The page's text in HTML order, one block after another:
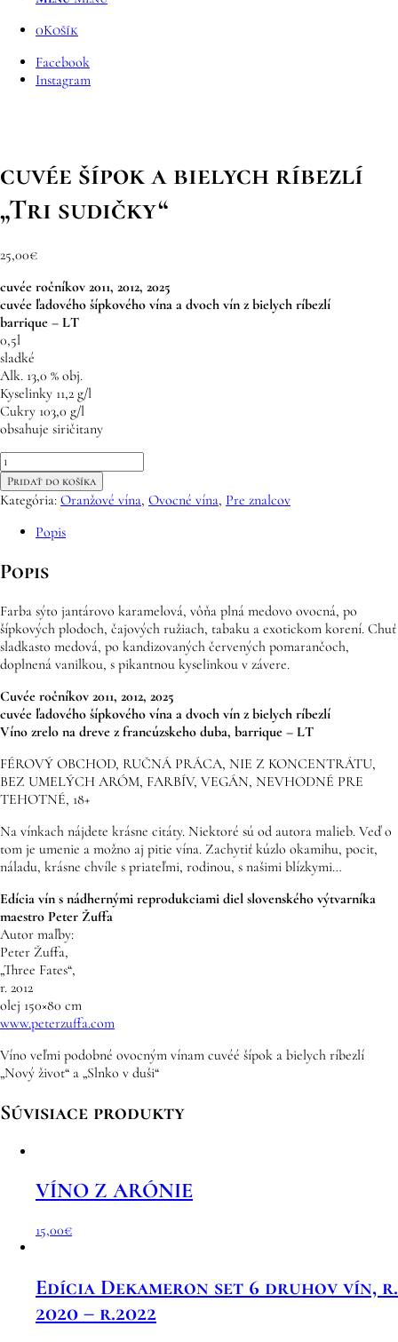
0Košík
Facebook
Instagram
cuvée šípok a bielych ríbezlí
„Tri sudičky“
25,00€
cuvée ročníkov 2011, 2012, 2025
cuvée ľadového šípkového vína a dvoch vín z bielych ríbezlí
barrique – LT
0,5l
sladké
Alk. 13,0 % obj.
Kyselinky 11,2 g/l
Cukry 103,0 g/l
obsahuje siričitany
množstvo
cuvée
šípok
bielych
„Tri
sudičky“
Pridať do košíka
Kategória: Oranžové vína, Ovocné vína, Pre znalcov
Popis
Popis
Farba sýto jantárovo karamelová, vôňa plná medovo ovocná, po
šípkových plodoch, čajových ružiach, tabaku a exotickom korení. Chuť
sladkasto medová, po kandizovaných červených pomarančoch,
doplnená vanilkou, s pikantnou kyselinkou v závere.
Cuvée ročníkov 2011, 2012, 2025
cuvée ľadového šípkového vína a dvoch vín z bielych ríbezlí
Víno zrelo na dreve z francúzskeho duba, barrique – LT
FÉROVÝ OBCHOD, RUČNÁ PRÁCA, NIE Z KONCENTRÁTU,
BEZ UMELÝCH ARÓM, FARBÍV, VEGÁN, NEVHODNÉ PRE
TEHOTNÉ, 18+
Na vínkach nájdete krásne citáty. Niektoré sú od autora malieb. Veď o
tom je umenie a možno aj pitie vína. Zachytiť kúzlo okamihu, pocit,
náladu, krásne chvíle s priateľmi, rodinou, s našimi blízkymi…
Edícia vín s nádhernými reprodukciami diel slovenského výtvarníka
maestro Peter Žuffa
Autor maľby:
Peter Žuffa,
„Three Fates“,
r. 2012
olej 150×80 cm
www.peterzuffa.com
Víno veľmi podobné ovocným vínam cuvéé šípok a bielych ríbezlí
„Nový život“ a „Slnko v duši“
Súvisiace produkty
VÍNO Z ARÓNIE
15,00€
Edícia Dekameron set 6 druhov vín, r.
2020 – r.2022